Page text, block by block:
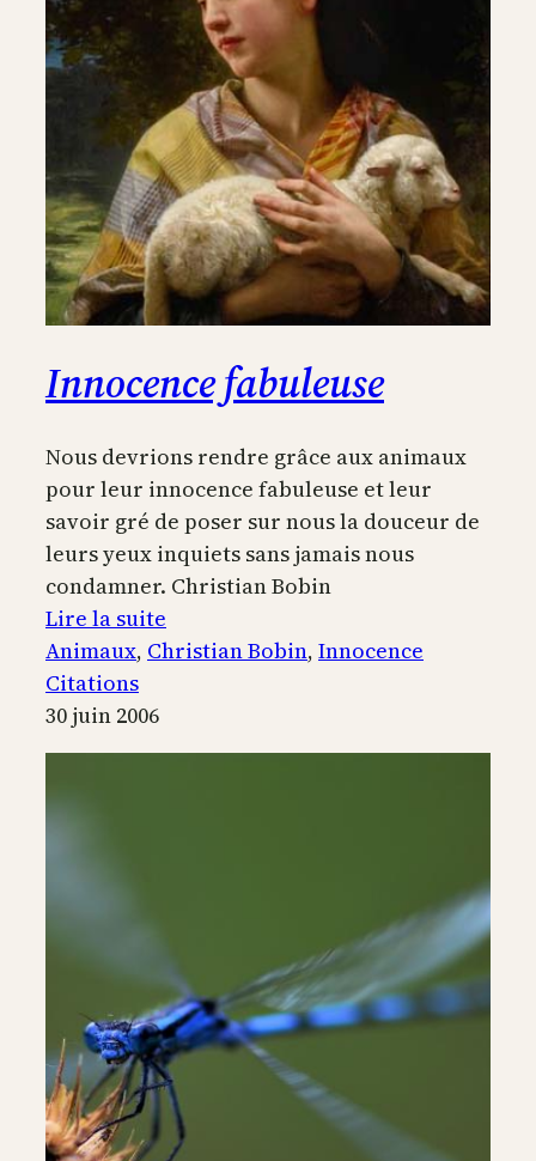
Innocence fabuleuse
Nous devrions rendre grâce aux animaux
pour leur innocence fabuleuse et leur
savoir gré de poser sur nous la douceur de
leurs yeux inquiets sans jamais nous
condamner. Christian Bobin
Lire la suite
Innocence
Animaux, Christian Bobin, Innocence
Citations
30 juin 2006